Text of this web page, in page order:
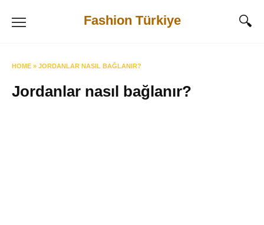
Fashion Türkiye
HOME » JORDANLAR NASIL BAĞLANIR?
Jordanlar nasıl bağlanır?